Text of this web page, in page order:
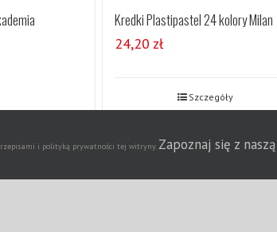
Kredki Plastipastel 24 kolory Milan
24,20 zł
Szczegóły
i polityką prywatności tej witryny. Zapoznaj się z